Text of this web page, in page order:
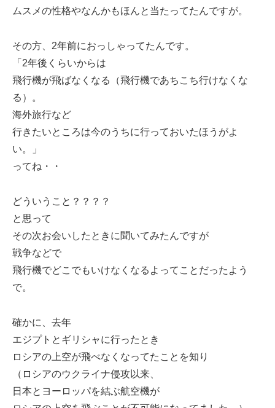
ムスメの性格やなんかもほんと当たってたんですが。
その方、2年前におっしゃってたんです。
「2年後くらいからは
飛行機が飛ばなくなる（飛行機であちこち行けなくな
る）。
海外旅行など
行きたいところは今のうちに行っておいたほうがよ
い。」
ってね・・
どういうこと？？？？
と思って
その次お会いしたときに聞いてみたんですが
戦争などで
飛行機でどこでもいけなくなるよってことだったよう
で。
確かに、去年
エジプトとギリシャに行ったとき
ロシアの上空が飛べなくなってたことを知り
（ロシアのウクライナ侵攻以来、
日本とヨーロッパを結ぶ航空機が